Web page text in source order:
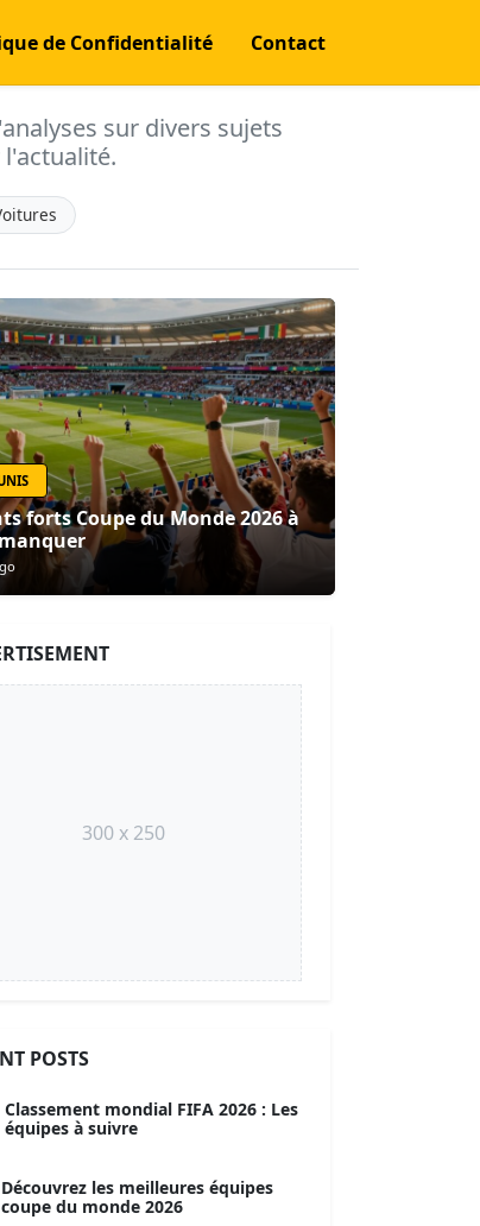
de Confidentialité Contact
sur divers sujets
forts Coupe du Monde 2026 à
300 x 250
POSTS
Classement mondial FIFA 2026 : Les
équipes à suivre
Découvrez les meilleures équipes
coupe du monde 2026